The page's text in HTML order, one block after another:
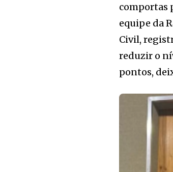
comportas
equipe da
Civil,
reduzir o
pontos,